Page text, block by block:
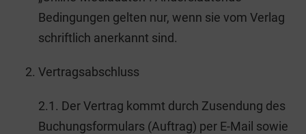
Bedingungen gelten nur, wenn sie vom Verlag
schriftlich anerkannt sind.
Vertragsabschluss
2.1. Der Vertrag kommt durch Zusendung des
Buchungsformulars (Auftrag) per E-Mail sowie